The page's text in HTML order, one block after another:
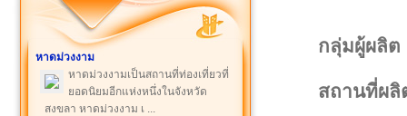
หาดม่วงงาม
หาดม่วงงามเป็นสถานที่ท่องเที่ยวที่
ยอดนิยมอีกแห่งหนึ่งในจังหวัด
สงขลา หาดม่วงงาม เ ...
กลุ่มผู้ผลิต
สถานที่ผลิ